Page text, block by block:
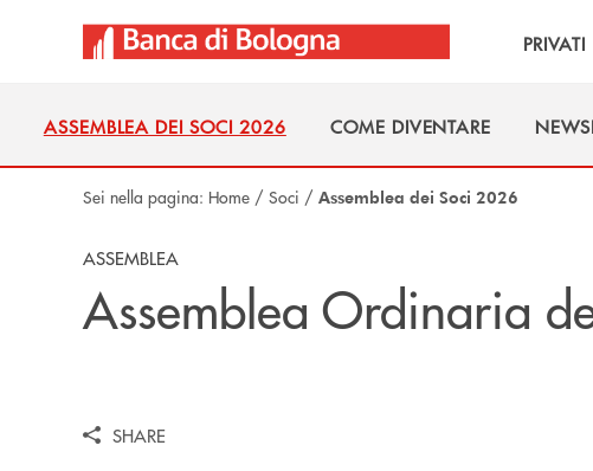
PRIVATI
ASSEMBLEA DEI SOCI 2026
COME DIVENTARE
Sei nella pagina: Home / Soci / Assemblea dei Soci 2026
ASSEMBLEA
Assemblea Ordinaria
SHARE